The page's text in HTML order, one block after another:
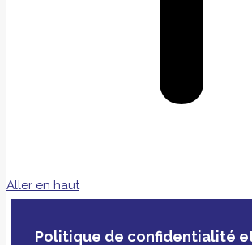
Aller en haut
Politique de confidentialité